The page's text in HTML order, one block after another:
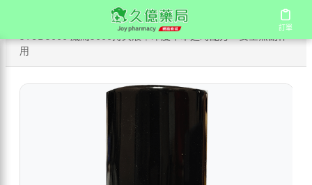
訂單
訂單
持久液 持久噴劑 /
STUD5000 威馬5000持久液｜印度草本延時配方，安全無副作
用